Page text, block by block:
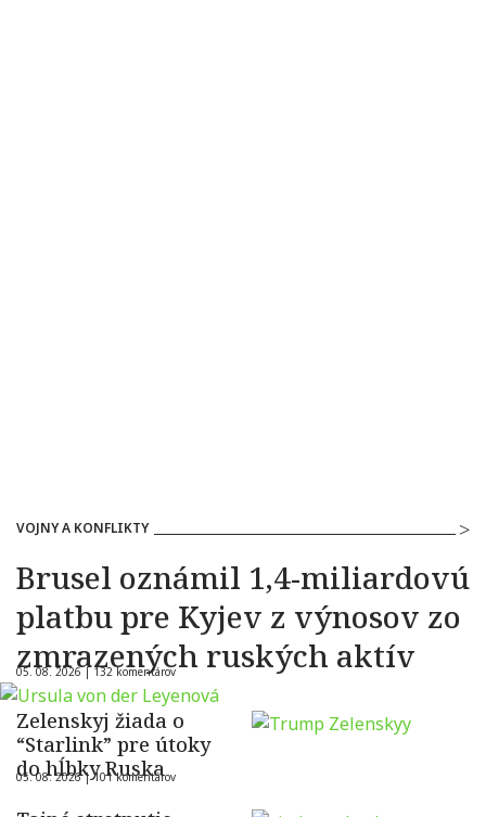
VOJNY A KONFLIKTY
Brusel oznámil 1,4-miliardovú
platbu pre Kyjev z výnosov zo
zmrazených ruských aktív
05. 08. 2026 |132 komentárov
Zelenskyj žiada o
“Starlink” pre útoky
do hĺbky Ruska
05. 08. 2026 |101 komentárov